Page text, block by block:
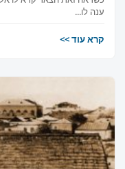
ענה לו...
קרא עוד >>